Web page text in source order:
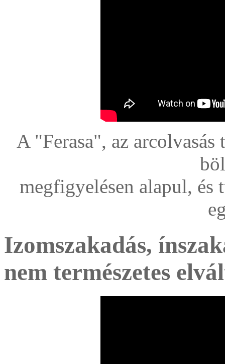
A "Ferasa", az
megfigyelésen alapul, és
Izomszakadás,
nem természetes